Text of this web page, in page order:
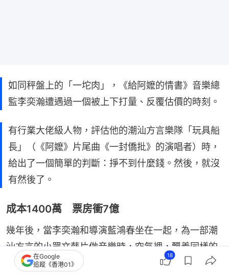
如同秤盤上的「一坨肉」，《給阿嬤的情書》音樂總
監李奕瀚遭遇過一個被上下打量、反覆估價的時刻。
有行業大佬級人物，評估他的潮汕方言樂隊「玩具船
長」（《阿嬤》片尾曲《一封僑批》的演唱者）時，
給出了一個簡單的判斷：掙不到什麼錢。然後，就沒
有然後了。
成本1400萬 票房衝7億
幾年後，當李奕瀚和導演藍鴻春坐在一起，為一部潮
汕方言的小眾文藝片做音樂時，空氣裡，飄着同樣的
味道。這一次被許多資方判斷「掙不到什麼錢」的，
在Google
追蹤《香港01》
18